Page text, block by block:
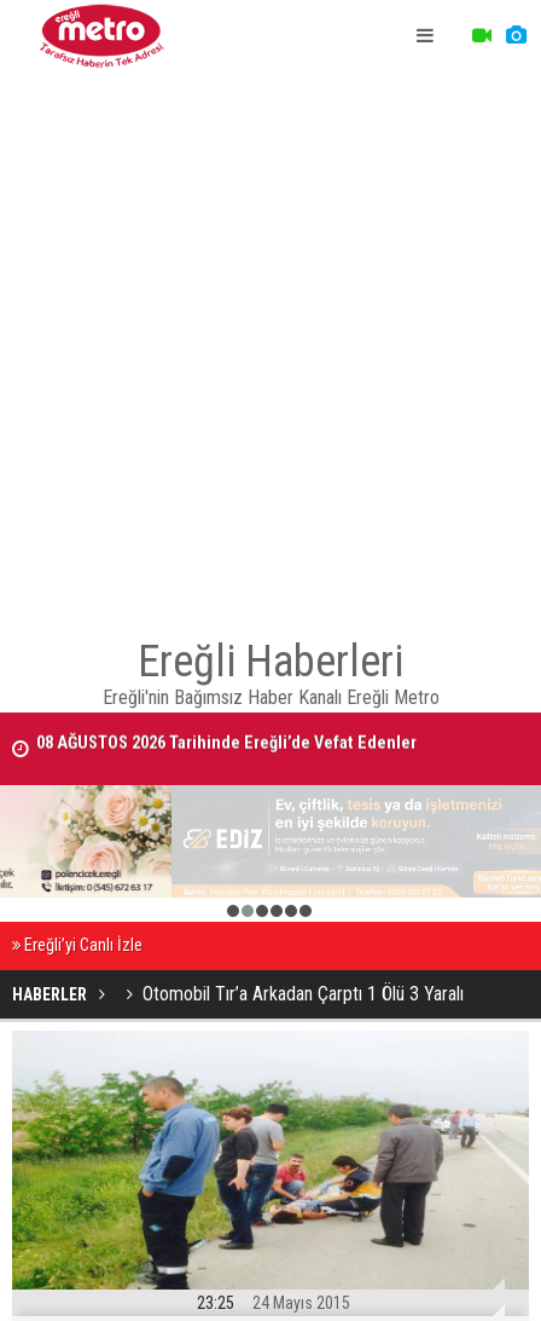
Ereğli Haberleri
Ereğli'nin Bağımsız Haber Kanalı Ereğli Metro
08 AĞUSTOS 2026 Tarihinde Ereğli’de Vefat Edenler
Ereğli Kaymakam Genel, Genç Voleybolcuların Antrenmanını İzledi
2 3 4 5 6
Ereğli’yi Canlı İzle
HABERLER Otomobil Tır’a Arkadan Çarptı 1 Ölü 3 Yaralı
23:25 24 Mayıs 2015